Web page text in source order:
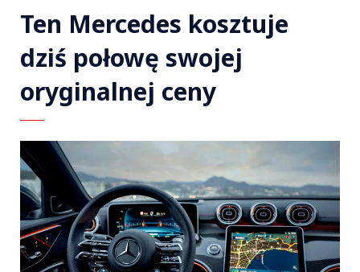
Ten Mercedes kosztuje
dziś połowę swojej
oryginalnej ceny